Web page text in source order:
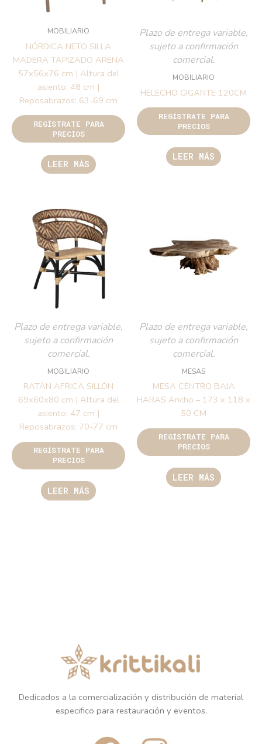
MOBILIARIO
NÓRDICA NETO SILLA
MADERA TAPIZADO ARENA
57x56x76 cm | Altura del
asiento: 48 cm |
Reposabrazos: 63-69 cm
REGÍSTRATE PARA
PRECIOS
LEER MÁS
Plazo de entrega variable,
sujeto a confirmación
comercial.
MOBILIARIO
HELECHO GIGANTE 120CM
REGÍSTRATE PARA
PRECIOS
LEER MÁS
Plazo de entrega variable,
sujeto a confirmación
comercial.
MOBILIARIO
RATÁN AFRICA SILLÓN
69x60x80 cm | Altura del
asiento: 47 cm |
Reposabrazos: 70-77 cm
REGÍSTRATE PARA
PRECIOS
LEER MÁS
Plazo de entrega variable,
sujeto a confirmación
comercial.
MESAS
MESA CENTRO BAJA
HARAS Ancho – 173 x 118 x
50 CM
REGÍSTRATE PARA
PRECIOS
LEER MÁS
Dedicados a la comercialización y distribución de material
especifico para restauración y eventos.